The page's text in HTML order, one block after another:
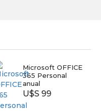
Microsoft OFFICE
365 Personal
anual
U$S 99